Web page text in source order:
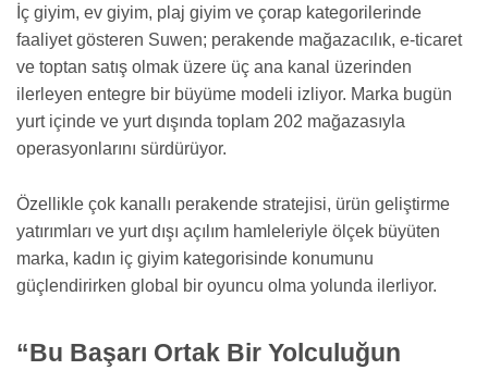
İç giyim, ev giyim, plaj giyim ve çorap kategorilerinde
faaliyet gösteren Suwen; perakende mağazacılık, e-ticaret
ve toptan satış olmak üzere üç ana kanal üzerinden
ilerleyen entegre bir büyüme modeli izliyor. Marka bugün
yurt içinde ve yurt dışında toplam 202 mağazasıyla
operasyonlarını sürdürüyor.
Özellikle çok kanallı perakende stratejisi, ürün geliştirme
yatırımları ve yurt dışı açılım hamleleriyle ölçek büyüten
marka, kadın iç giyim kategorisinde konumunu
güçlendirirken global bir oyuncu olma yolunda ilerliyor.
“Bu Başarı Ortak Bir Yolculuğun